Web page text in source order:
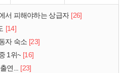
서 피해야하는 상급자 [26]
[14]
자 숙소 [23]
1위~ [16]
연...
[23]